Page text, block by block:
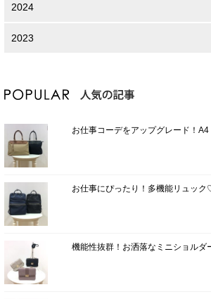
2024
2023
お仕事コーデをアップグレード！
お仕事にぴったり！多機能リュッ
機能性抜群！お洒落なミニショルダ